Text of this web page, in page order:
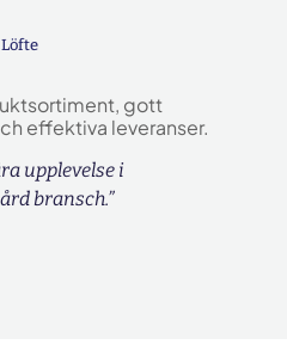
Löfte
gott
effektiva leveranser.
upplevelse i
bransch.”